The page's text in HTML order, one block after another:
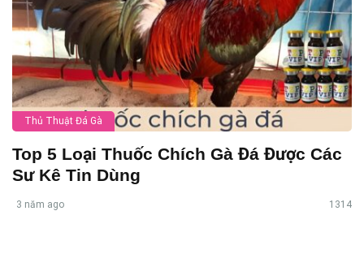
Thủ Thuật Đá Gà
Top 5 Loại Thuốc Chích Gà Đá Được Các
Sư Kê Tin Dùng
3 năm ago 1314